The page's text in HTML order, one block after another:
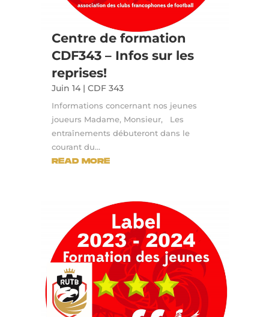
Centre de formation
CDF343 – Infos sur les
reprises!
Juin 14| CDF 343
Informations concernant nos jeunes
joueurs Madame, Monsieur, Les
entraînements débuteront dans le
courant du...
READ MORE